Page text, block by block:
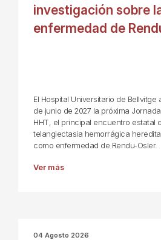
investigación sobre
enfermedad de
El Hospital Universitario de
de junio de 2027 la próxima
HHT, el principal encuentro estatal
telangiectasia hemorrágica
como enfermedad de Rendu-Osler.
Ver más
04 Agosto 2026